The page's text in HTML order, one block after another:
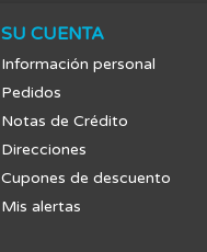
SU CUENTA
Información personal
Pedidos
Notas de Crédito
Direcciones
Cupones de descuento
Mis alertas